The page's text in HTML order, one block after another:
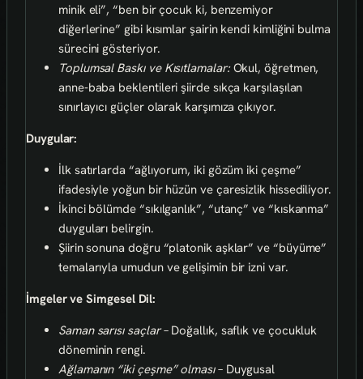
minik eli”, “ben bir çocuk ki, benzemiyor
diğerlerine” gibi kısımlar şairin kendi kimliğini bulma
sürecini gösteriyor.
Toplumsal Baskı ve Kısıtlamalar:Okul, öğretmen,
anne‑baba beklentileri şiirde sıkça karşılaşılan
sınırlayıcı güçler olarak karşımıza çıkıyor.
Duygular:
İlk satırlarda “ağlıyorum, iki gözüm iki çeşme”
ifadesiyle yoğun bir hüzün ve çaresizlik hissediliyor.
İkinci bölümde “sıkılganlık”, “utanç” ve “kıskanma”
duyguları belirgin.
Şiirin sonuna doğru “platonik aşklar” ve “büyüme”
temalarıyla umudun ve gelişimin bir izni var.
İmgeler ve Simgesel Dil:
Saman sarısı saçlar– Doğallık, saflık ve çocukluk
döneminin rengi.
Ağlamanın “iki çeşme” olması– Duygusal